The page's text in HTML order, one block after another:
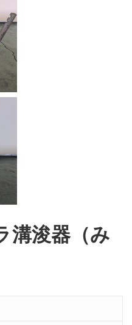
溝浚器（み